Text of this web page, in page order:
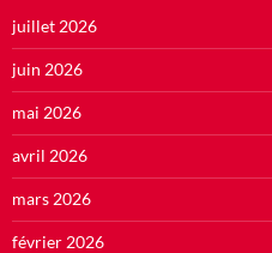
juillet 2026
juin 2026
mai 2026
avril 2026
mars 2026
février 2026